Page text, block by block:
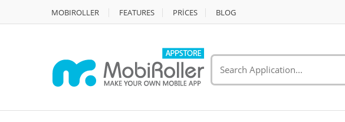
MOBIROLLER FEATURES PRİCES BLOG